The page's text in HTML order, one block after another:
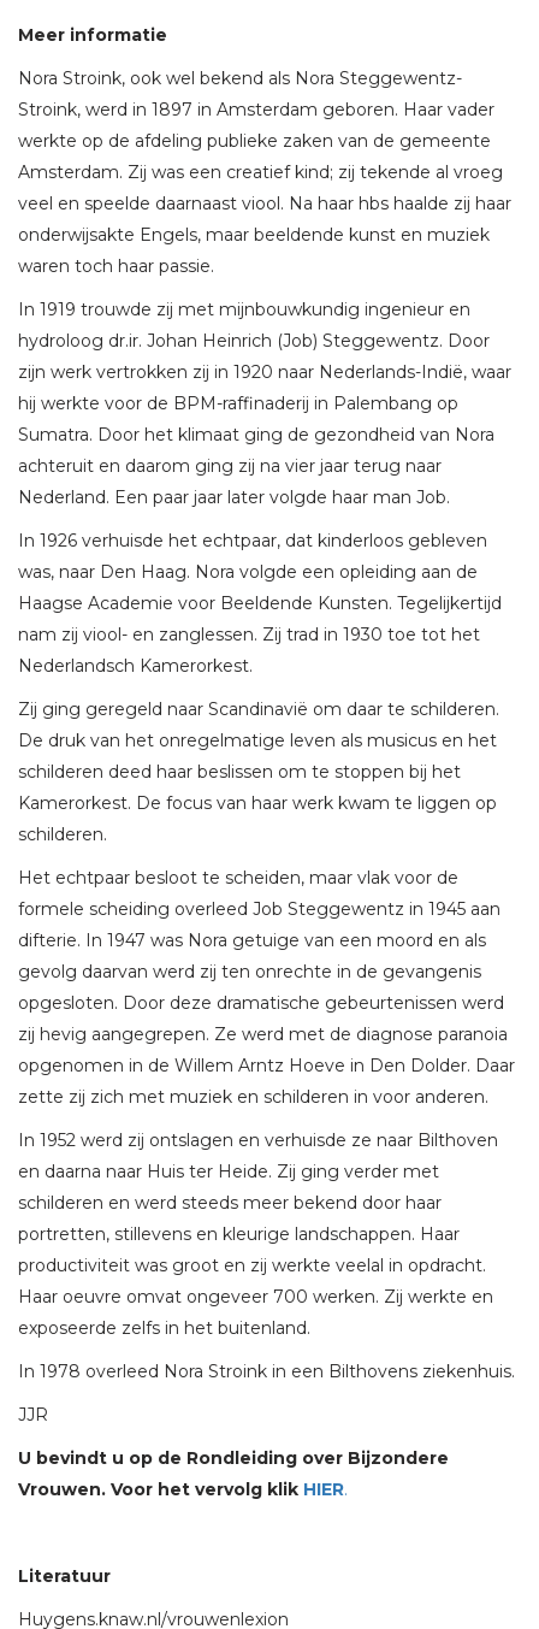
Meer informatie
Nora Stroink, ook wel bekend als Nora Steggewentz-
Stroink, werd in 1897 in Amsterdam geboren. Haar vader
werkte op de afdeling publieke zaken van de gemeente
Amsterdam. Zij was een creatief kind; zij tekende al vroeg
veel en speelde daarnaast viool. Na haar hbs haalde zij haar
onderwijsakte Engels, maar beeldende kunst en muziek
waren toch haar passie.
In 1919 trouwde zij met mijnbouwkundig ingenieur en
hydroloog dr.ir. Johan Heinrich (Job) Steggewentz. Door
zijn werk vertrokken zij in 1920 naar Nederlands-Indië, waar
hij werkte voor de BPM-raffinaderij in Palembang op
Sumatra. Door het klimaat ging de gezondheid van Nora
achteruit en daarom ging zij na vier jaar terug naar
Nederland. Een paar jaar later volgde haar man Job.
In 1926 verhuisde het echtpaar, dat kinderloos gebleven
was, naar Den Haag. Nora volgde een opleiding aan de
Haagse Academie voor Beeldende Kunsten. Tegelijkertijd
nam zij viool- en zanglessen. Zij trad in 1930 toe tot het
Nederlandsch Kamerorkest.
Zij ging geregeld naar Scandinavië om daar te schilderen.
De druk van het onregelmatige leven als musicus en het
schilderen deed haar beslissen om te stoppen bij het
Kamerorkest. De focus van haar werk kwam te liggen op
schilderen.
Het echtpaar besloot te scheiden, maar vlak voor de
formele scheiding overleed Job Steggewentz in 1945 aan
difterie. In 1947 was Nora getuige van een moord en als
gevolg daarvan werd zij ten onrechte in de gevangenis
opgesloten. Door deze dramatische gebeurtenissen werd
zij hevig aangegrepen. Ze werd met de diagnose paranoia
opgenomen in de Willem Arntz Hoeve in Den Dolder. Daar
zette zij zich met muziek en schilderen in voor anderen.
In 1952 werd zij ontslagen en verhuisde ze naar Bilthoven
en daarna naar Huis ter Heide. Zij ging verder met
schilderen en werd steeds meer bekend door haar
portretten, stillevens en kleurige landschappen. Haar
productiviteit was groot en zij werkte veelal in opdracht.
Haar oeuvre omvat ongeveer 700 werken. Zij werkte en
exposeerde zelfs in het buitenland.
In 1978 overleed Nora Stroink in een Bilthovens ziekenhuis.
JJR
U bevindt u op de Rondleiding over Bijzondere
Vrouwen. Voor het vervolg klik HIER.
Literatuur
Huygens.knaw.nl/vrouwenlexion